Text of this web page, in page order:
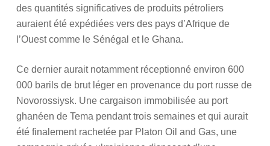
des quantités significatives de produits pétroliers
auraient été expédiées vers des pays d’Afrique de
l’Ouest comme le Sénégal et le Ghana.
Ce dernier aurait notamment réceptionné environ 600
000 barils de brut léger en provenance du port russe de
Novorossiysk. Une cargaison immobilisée au port
ghanéen de Tema pendant trois semaines et qui aurait
été finalement rachetée par Platon Oil and Gas, une